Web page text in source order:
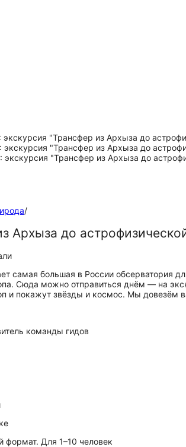
/
Архыза до
самая большая в России обсерватория
Сюда можно отправиться днём — на
и покажут звёзды и космос. Мы довезём
команды гидов
формат. Для 1–10 человек